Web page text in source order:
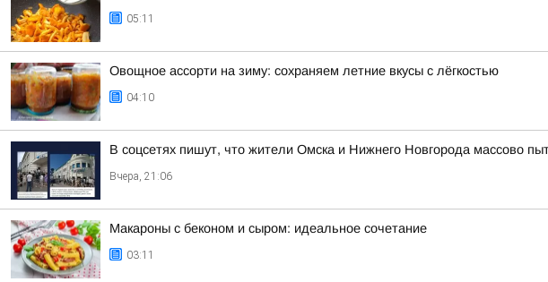
05:11
Овощное ассорти на зиму: сохраняем летние вкусы с лёгкостью
04:10
В соцсетях пишут, что жители Омска и Нижнего Новгорода массово
Вчера, 21:06
Макароны с беконом и сыром: идеальное сочетание
03:11